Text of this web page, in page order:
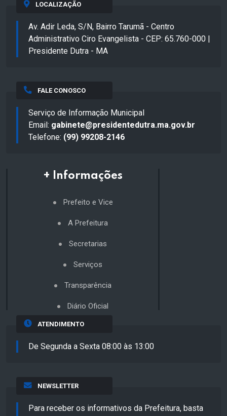
LOCALIZAÇÃO
Av. Adir Leda, S/N, Bairro Tarumã - Centro
Administrativo Ciro Evangelista - CEP: 65.760-000 |
Presidente Dutra - MA
FALE CONOSCO
Serviço de Informação Municipal
Email: gabinete@presidentedutra.ma.gov.br
Telefone: (99) 99208-2146
+ Informações
Prefeito e Vice
A Prefeitura
Secretarias
Serviços
Transparência
Diário Oficial
ATENDIMENTO
De Segunda a Sexta 08:00 às 13:00
NEWSLETTER
Para receber os informativos da Prefeitura, basta